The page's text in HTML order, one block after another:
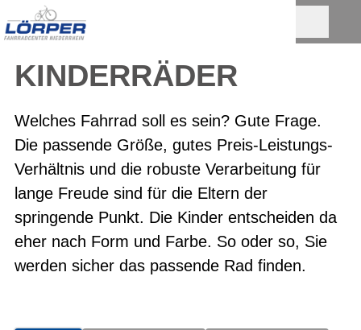
KINDERRÄDER
Welches Fahrrad soll es sein? Gute Frage.
Die passende Größe, gutes Preis-Leistungs-
Verhältnis und die robuste Verarbeitung für
lange Freude sind für die Eltern der
springende Punkt. Die Kinder entscheiden da
eher nach Form und Farbe. So oder so, Sie
werden sicher das passende Rad finden.